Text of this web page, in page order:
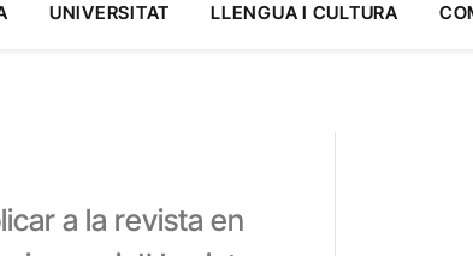
UNIVERSITAT LLENGUA I CULTURA
a la revista en